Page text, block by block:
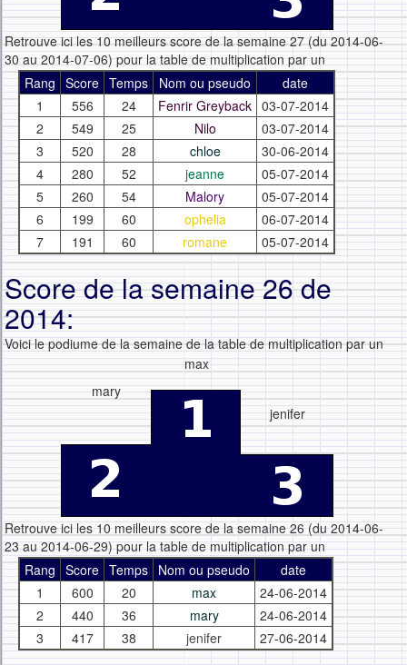
Retrouve ici les 10 meilleurs score de la semaine 27 (du 2014-06-
30 au 2014-07-06) pour la table de multiplication par un
Rang Score Temps Nom ou pseudo
date
1
556 24 Fenrir Greyback 03-07-2014
2
549 25 Nilo
03-07-2014
3
520 28 chloe
30-06-2014
4
280 52 jeanne
05-07-2014
5
260 54 Malory
05-07-2014
6
199 60 ophelia
06-07-2014
7
191 60 romane 05-07-2014
Score de la semaine 26 de
2014:
Voici le podiume de la semaine de la table de multiplication par un
mary
max
jenifer
Retrouve ici les 10 meilleurs score de la semaine 26 (du 2014-06-
23 au 2014-06-29) pour la table de multiplication par un
Rang Score Temps Nom ou pseudo
date
1
600 20 max
24-06-2014
2
440 36 mary
24-06-2014
3
417 38 jenifer 27-06-2014